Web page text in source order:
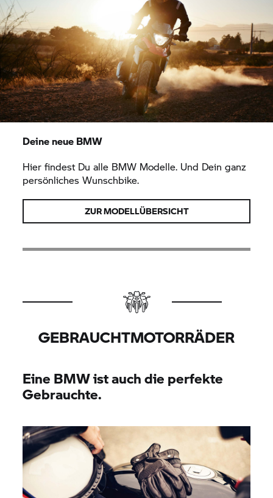
Deine neue BMW
Hier findest Du alle BMW Modelle. Und Dein ganz
persönliches Wunschbike.
ZUR MODELLÜBERSICHT
GEBRAUCHTMOTORRÄDER
Eine BMW ist auch die perfekte
Gebrauchte.